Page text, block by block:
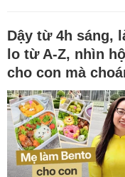
Dậy từ 4h sáng,
lo từ A-Z, nhìn
cho con mà